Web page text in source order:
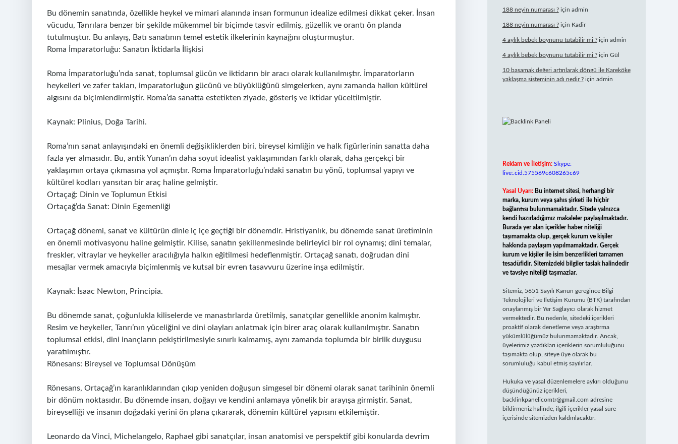
Bu dönemin sanatında, özellikle heykel ve mimari alanında insan formunun idealize edilmesi dikkat çeker. İnsan
vücudu, Tanrılara benzer bir şekilde mükemmel bir biçimde tasvir edilmiş, güzellik ve orantı ön planda
tutulmuştur. Bu anlayış, Batı sanatının temel estetik ilkelerinin kaynağını oluşturmuştur.
Roma İmparatorluğu: Sanatın İktidarla İlişkisi
Roma İmparatorluğu’nda sanat, toplumsal gücün ve iktidarın bir aracı olarak kullanılmıştır. İmparatorların
heykelleri ve zafer takları, imparatorluğun gücünü ve büyüklüğünü simgelerken, aynı zamanda halkın kültürel
algısını da biçimlendirmiştir. Roma’da sanatta estetikten ziyade, gösteriş ve iktidar yüceltilmiştir.
Kaynak: Plinius, Doğa Tarihi.
Roma’nın sanat anlayışındaki en önemli değişikliklerden biri, bireysel kimliğin ve halk figürlerinin sanatta daha
fazla yer almasıdır. Bu, antik Yunan’ın daha soyut idealist yaklaşımından farklı olarak, daha gerçekçi bir
yaklaşımın ortaya çıkmasına yol açmıştır. Roma İmparatorluğu’ndaki sanatın bu yönü, toplumsal yapıyı ve
kültürel kodları yansıtan bir araç haline gelmiştir.
Ortaçağ: Dinin ve Toplumun Etkisi
Ortaçağ’da Sanat: Dinin Egemenliği
Ortaçağ dönemi, sanat ve kültürün dinle iç içe geçtiği bir dönemdir. Hristiyanlık, bu dönemde sanat üretiminin
en önemli motivasyonu haline gelmiştir. Kilise, sanatın şekillenmesinde belirleyici bir rol oynamış; dini temalar,
freskler, vitraylar ve heykeller aracılığıyla halkın eğitilmesi hedeflenmiştir. Ortaçağ sanatı, doğrudan dini
mesajlar vermek amacıyla biçimlenmiş ve kutsal bir evren tasavvuru üzerine inşa edilmiştir.
Kaynak: İsaac Newton, Principia.
Bu dönemde sanat, çoğunlukla kiliselerde ve manastırlarda üretilmiş, sanatçılar genellikle anonim kalmıştır.
Resim ve heykeller, Tanrı’nın yüceliğini ve dini olayları anlatmak için birer araç olarak kullanılmıştır. Sanatın
toplumsal etkisi, dini inançların pekiştirilmesiyle sınırlı kalmamış, aynı zamanda toplumda bir birlik duygusu
yaratılmıştır.
Rönesans: Bireysel ve Toplumsal Dönüşüm
Rönesans, Ortaçağ’ın karanlıklarından çıkıp yeniden doğuşun simgesel bir dönemi olarak sanat tarihinin önemli
bir dönüm noktasıdır. Bu dönemde insan, doğayı ve kendini anlamaya yönelik bir arayışa girmiştir. Sanat,
bireyselliği ve insanın doğadaki yerini ön plana çıkararak, dönemin kültürel yapısını etkilemiştir.
Leonardo da Vinci, Michelangelo, Raphael gibi sanatçılar, insan anatomisi ve perspektif gibi konularda devrim
188 neyin numarası ?için admin
188 neyin numarası ?için Kadir
4 aylık bebek boynunu tutabilir mi ?için admin
4 aylık bebek boynunu tutabilir mi ?için Gül
10 basamak değeri artırılarak döngü ile Kareköke
yaklaşma sisteminin adı nedir ?için admin
Reklam ve İletişim: Skype:
live:.cid.575569c608265c69
Yasal Uyarı: Bu internet sitesi, herhangi bir
marka, kurum veya şahıs şirketi ile hiçbir
bağlantısı bulunmamaktadır. Sitede yalnızca
kendi hazırladığımız makaleler paylaşılmaktadır.
Burada yer alan içerikler haber niteliği
taşımamakta olup, gerçek kurum ve kişiler
hakkında paylaşım yapılmamaktadır. Gerçek
kurum ve kişiler ile isim benzerlikleri tamamen
tesadüfidir. Sitemizdeki bilgiler taslak halindedir
ve tavsiye niteliği taşımazlar.
Sitemiz, 5651 Sayılı Kanun gereğince Bilgi
Teknolojileri ve İletişim Kurumu (BTK) tarafından
onaylanmış bir Yer Sağlayıcı olarak hizmet
vermektedir. Bu nedenle, sitedeki içerikleri
proaktif olarak denetleme veya araştırma
yükümlülüğümüz bulunmamaktadır. Ancak,
üyelerimiz yazdıkları içeriklerin sorumluluğunu
taşımakta olup, siteye üye olarak bu
sorumluluğu kabul etmiş sayılırlar.
Hukuka ve yasal düzenlemelere aykırı olduğunu
düşündüğünüz içerikleri,
backlinkpanelicomtr@gmail.com adresine
bildirmeniz halinde, ilgili içerikler yasal süre
içerisinde sitemizden kaldırılacaktır.